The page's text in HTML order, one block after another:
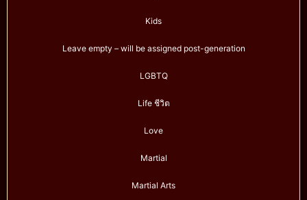
Kids
Leave empty – will be assigned post-generation
LGBTQ
Life ชีวิต
Love
Martial
Martial Arts